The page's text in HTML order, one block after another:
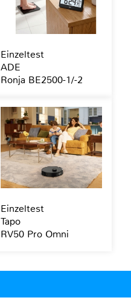
Einzeltest
ADE
Ronja BE2500-1/-2
Einzeltest
Tapo
RV50 Pro Omni